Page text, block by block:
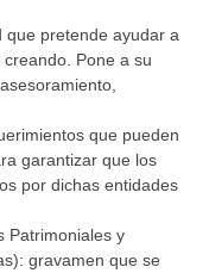
que pretende ayudar a
Pone a su
que pueden
garantizar que los
por dichas entidades
Patrimoniales y
gravamen que se